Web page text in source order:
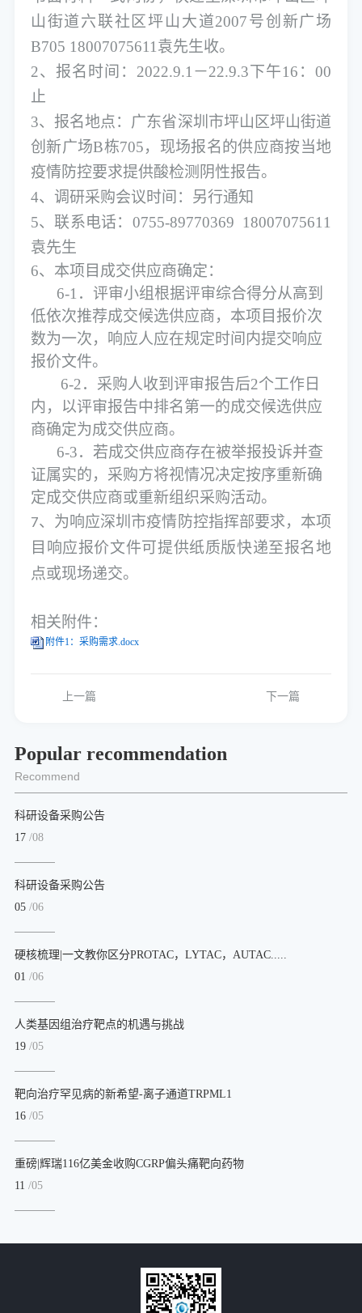
山街道六联社区坪山大道2007号创新广场
B705 18007075611袁先生收。
2、报名时间：2022.9.1 －22.9.3下午16：00
止
3、报名地点：广东省深圳市坪山区坪山街道
创新广场B栋705，现场报名的供应商按当地
疫情防控要求提供酸检测阴性报告。
4、调研采购会议时间：另行通知
5、联系电话：0755-89770369 18007075611
袁先生
6、本项目成交供应商确定：
6-1．评审小组根据评审综合得分从高到
低依次推荐成交候选供应商，本项目报价次
数为一次，响应人应在规定时间内提交响应
报价文件。
6-2．采购人收到评审报告后2个工作日
内，以评审报告中排名第一的成交候选供应
商确定为成交供应商。
6-3．若成交供应商存在被举报投诉并查
证属实的，采购方将视情况决定按序重新确
定成交供应商或重新组织采购活动。
7、 为响应深圳市疫情防控指挥部要求，本项
目响应报价文件可提供纸质版快递至报名地
点或现场递交。
相关附件：
附件1：采购需求.docx
上一篇 下一篇
Popular recommendation
Recommend
科研设备采购公告
17 /08
科研设备采购公告
05 /06
硬核梳理|一文教你区分PROTAC，LYTAC，AUTAC.....
01 /06
人类基因组治疗靶点的机遇与挑战
19 /05
靶向治疗罕见病的新希望-离子通道TRPML1
16 /05
重磅|辉瑞116亿美金收购CGRP偏头痛靶向药物
11 /05